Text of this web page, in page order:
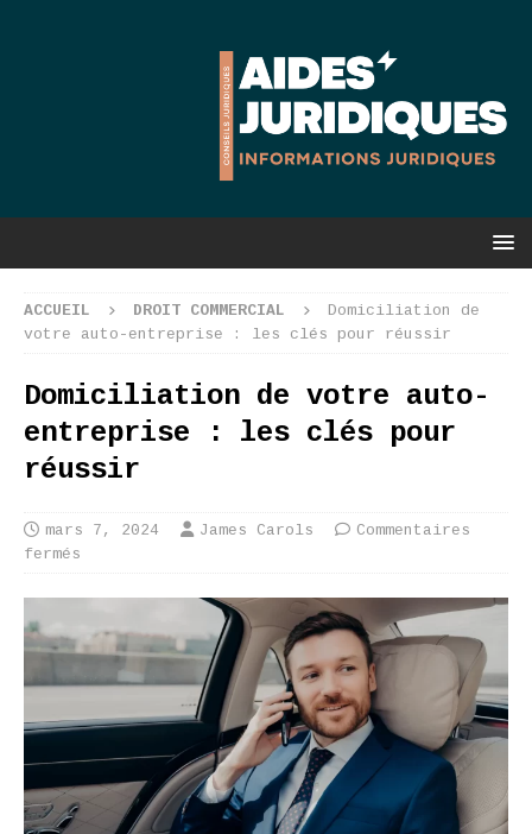
ACCUEIL DROIT COMMERCIAL
Domiciliation de
votre auto-entreprise : les clés pour réussir
Domiciliation de votre auto-
entreprise : les clés pour
réussir
mars 7, 2024 James Carols
Commentaires
fermés